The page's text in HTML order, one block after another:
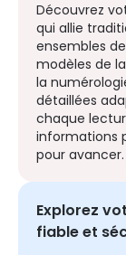
Découvrez
qui allie
ensembles
modèles de
la
détaillées
chaque
informations
pour avancer.
Explorez
fiable et